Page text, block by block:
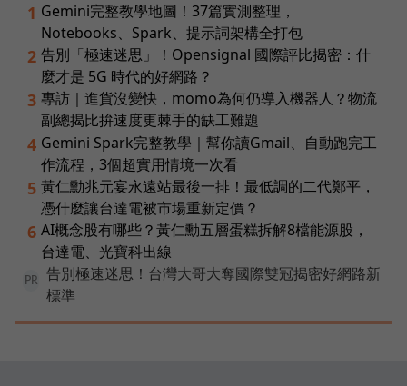
1 Gemini完整教學地圖！37篇實測整理，
Notebooks、Spark、提示詞架構全打包
2 告別「極速迷思」！Opensignal 國際評比揭密：什
麼才是 5G 時代的好網路？
3 專訪｜進貨沒變快，momo為何仍導入機器人？物流
副總揭比拚速度更棘手的缺工難題
4 Gemini Spark完整教學｜幫你讀Gmail、自動跑完工
作流程，3個超實用情境一次看
5 黃仁勳兆元宴永遠站最後一排！最低調的二代鄭平，
憑什麼讓台達電被市場重新定價？
6 AI概念股有哪些？黃仁勳五層蛋糕拆解8檔能源股，
台達電、光寶科出線
PR
告別極速迷思！台灣大哥大奪國際雙冠揭密好網路新
標準